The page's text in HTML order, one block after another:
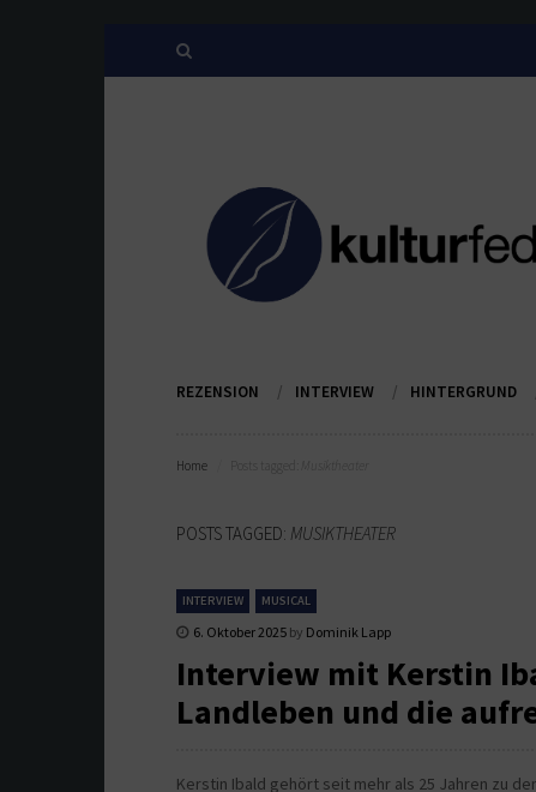
REZENSION INTERVIEW HINTERGRUND
Home
POSTS TAGGED: MUSIKTHEATER
INTERVIEW MUSICAL
6. Oktober 2025 by Dominik Lapp
Interview mit Kerstin
Landleben und die
Kerstin Ibald gehört seit mehr als 25 Jahren zu